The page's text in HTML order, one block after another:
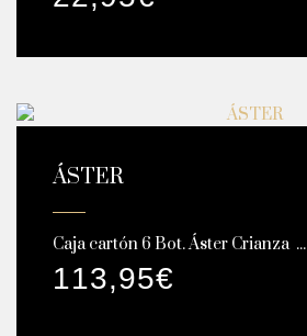
ÁSTER
Caja cartón 6 Bot. Áster Crianza ...
113,95€